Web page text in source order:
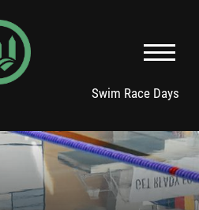
Swim Race Days